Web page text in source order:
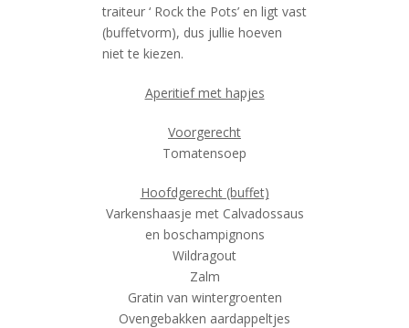
traiteur ‘ Rock the Pots’ en ligt vast
(buffetvorm), dus jullie hoeven
niet te kiezen.
Aperitief met hapjes
Voorgerecht
Tomatensoep
Hoofdgerecht (buffet)
Varkenshaasje met Calvadossaus
en boschampignons
Wildragout
Zalm
Gratin van wintergroenten
Ovengebakken aardappeltjes